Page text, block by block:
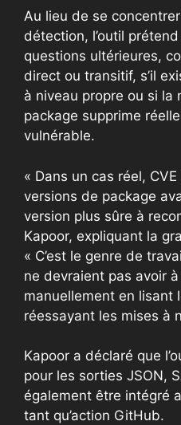
Au lieu de se
détection, l’outil
questions ultérieures,
direct ou transitif, s’il
à niveau propre ou si la
package supprime
vulnérable.
« Dans un cas réel,
versions de package
version plus sûre à
Kapoor, expliquant la
« C’est le genre de
ne devraient pas avoir
manuellement en lisant
réessayant les mises à
Kapoor a déclaré que
pour les sorties JSON,
également être intégré
tant qu’action GitHub.